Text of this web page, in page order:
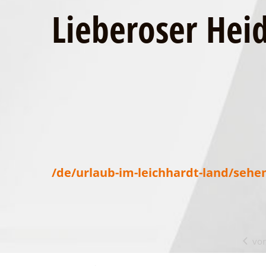
Lieberoser
/de/urlaub-im-leichhardt-land/